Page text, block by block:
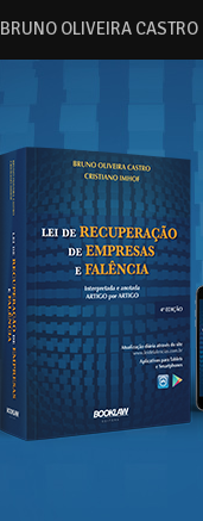
BRUNO OLIVEIRA CASTRO